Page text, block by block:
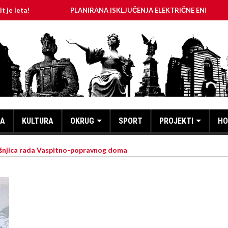
PLANIRANA ISKLJUČENJA ELEKTRIČNE ENERGIJE ZA 05.08.2026.
KULTURA OKRUG SPORT PROJEKTI
rada Vaspitno-popravnog doma